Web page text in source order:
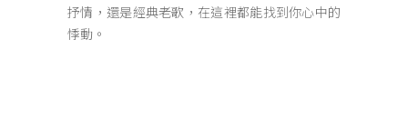
抒情，還是經典老歌，在這裡都能找到你心中的
悸動。